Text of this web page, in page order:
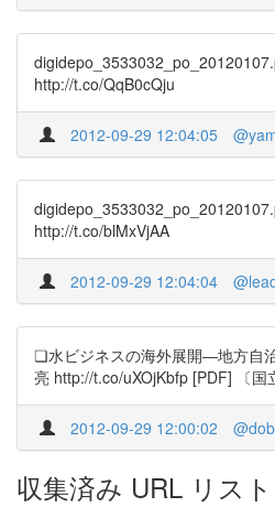
http://t.co/QqB0cQju
2012-09-29 12:04:05
http://t.co/blMxVjAA
2012-09-29 12:04:04
❏水ビジネスの海外展開―地方自
亮 http://t.co/uXOjKbfp [PDF] 〔国
2012-09-29 12:00:02
収集済み URL リスト